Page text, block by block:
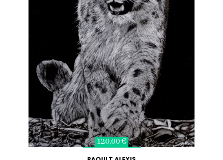
120,00 €